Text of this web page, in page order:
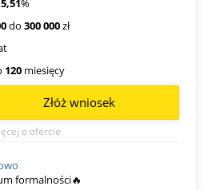
%
do 300 000zł
120 miesięcy
o ofercie
Złóż wniosek
formalności🔥